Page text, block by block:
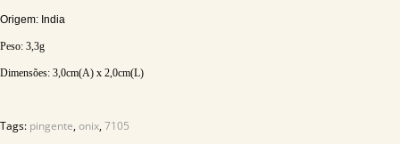
Origem: India
Peso: 3,3g
Dimensões: 3,0cm(A) x 2,0cm(L)
Tags: pingente,onix,7105